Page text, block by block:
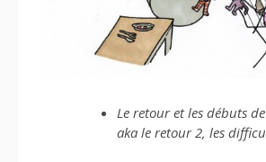
Le retour et les débuts
aka le retour 2, les